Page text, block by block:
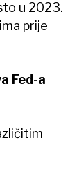
u 2023.
prije
Fed-a